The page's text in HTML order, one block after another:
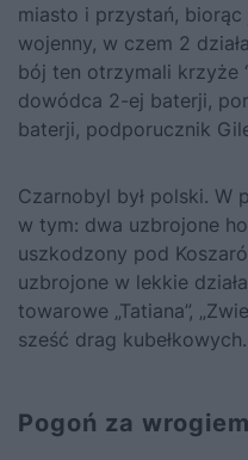
miasto i przystań,
wojenny, w czem 2
bój ten otrzymali krzyże
dowódca 2-ej baterji,
baterji, podporucznik
Czarnobyl był polski. W
w tym: dwa uzbrojone
uszkodzony pod
uzbrojone w lekkie
towarowe „Tatiana”,
sześć drag kubełkowych.
Pogoń za wrogiem